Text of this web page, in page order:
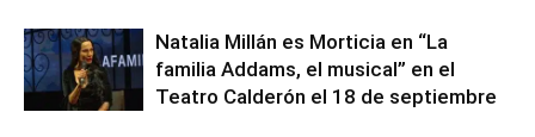
Natalia Millán es Morticia en “La
familia Addams, el musical” en el
Teatro Calderón el 18 de septiembre